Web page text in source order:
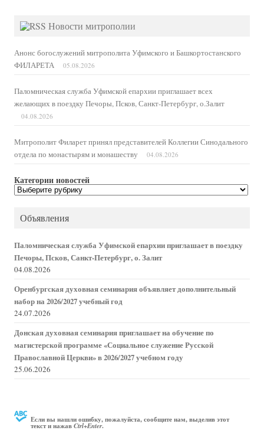
Новости митрополии
Анонс богослужений митрополита Уфимского и Башкортостанского
ФИЛАРЕТА
05.08.2026
Паломническая служба Уфимской епархии приглашает всех
желающих в поездку Печоры, Псков, Санкт-Петербург, о.Залит
04.08.2026
Митрополит Филарет принял представителей Коллегии Синодального
отдела по монастырям и монашеству
04.08.2026
Категории новостей
Категории
новостей
Объявления
Паломническая служба Уфимской епархии приглашает в поездку
Печоры, Псков, Санкт-Петербург, о. Залит
04.08.2026
Оренбургская духовная семинария объявляет дополнительный
набор на 2026/2027 учебный год
24.07.2026
Донская духовная семинария приглашает на обучение по
магистерской программе «Социальное служение Русской
Православной Церкви» в 2026/2027 учебном году
25.06.2026
Если вы нашли ошибку, пожалуйста, сообщите нам, выделив этот
текст и нажавCtrl+Enter.